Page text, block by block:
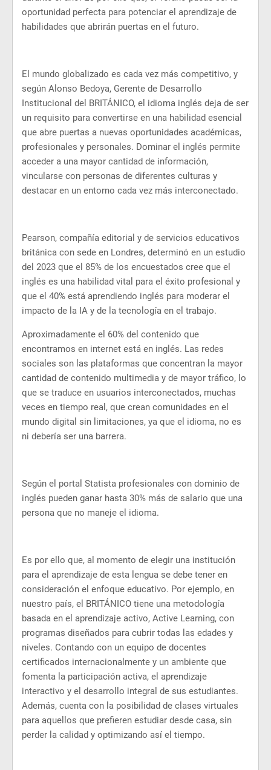
oportunidad perfecta para potenciar el aprendizaje de
habilidades que abrirán puertas en el futuro.
El mundo globalizado es cada vez más competitivo, y
según Alonso Bedoya, Gerente de Desarrollo
Institucional del BRITÁNICO, el idioma inglés deja de ser
un requisito para convertirse en una habilidad esencial
que abre puertas a nuevas oportunidades académicas,
profesionales y personales. Dominar el inglés permite
acceder a una mayor cantidad de información,
vincularse con personas de diferentes culturas y
destacar en un entorno cada vez más interconectado.
Pearson, compañía editorial y de servicios educativos
británica con sede en Londres, determinó en un estudio
del 2023 que el 85% de los encuestados cree que el
inglés es una habilidad vital para el éxito profesional y
que el 40% está aprendiendo inglés para moderar el
impacto de la IA y de la tecnología en el trabajo.
Aproximadamente el 60% del contenido que
encontramos en internet está en inglés. Las redes
sociales son las plataformas que concentran la mayor
cantidad de contenido multimedia y de mayor tráfico, lo
que se traduce en usuarios interconectados, muchas
veces en tiempo real, que crean comunidades en el
mundo digital sin limitaciones, ya que el idioma, no es
ni debería ser una barrera.
Según el portal Statista profesionales con dominio de
inglés pueden ganar hasta 30% más de salario que una
persona que no maneje el idioma.
Es por ello que, al momento de elegir una institución
para el aprendizaje de esta lengua se debe tener en
consideración el enfoque educativo. Por ejemplo, en
nuestro país, el BRITÁNICO tiene una metodología
basada en el aprendizaje activo, Active Learning, con
programas diseñados para cubrir todas las edades y
niveles. Contando con un equipo de docentes
certificados internacionalmente y un ambiente que
fomenta la participación activa, el aprendizaje
interactivo y el desarrollo integral de sus estudiantes.
Además, cuenta con la posibilidad de clases virtuales
para aquellos que prefieren estudiar desde casa, sin
perder la calidad y optimizando así el tiempo.